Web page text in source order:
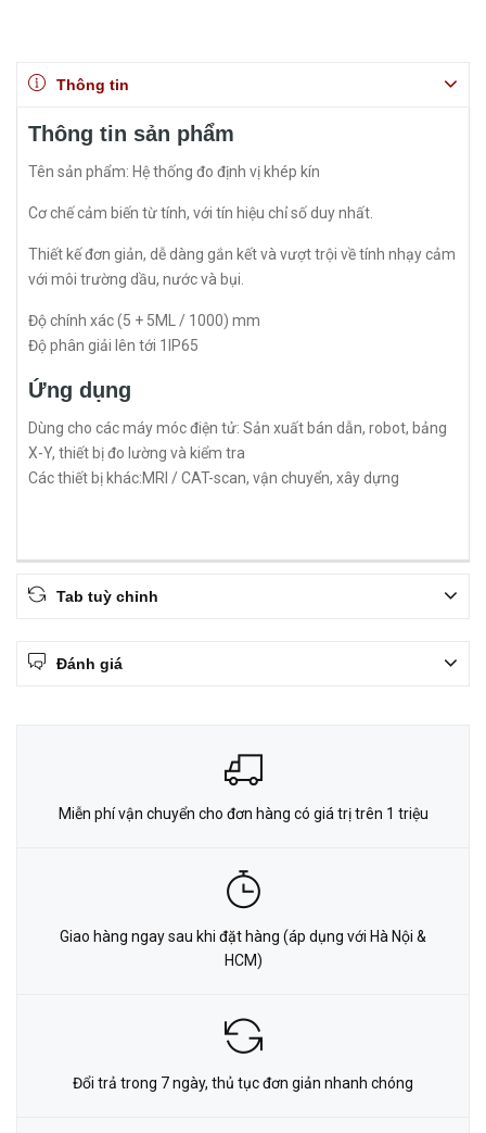
Thông tin
Thông tin sản phẩm
Tên sản phẩm: Hệ thống đo định vị khép kín
Cơ chế cảm biến từ tính, với tín hiệu chỉ số duy nhất.
Thiết kế đơn giản, dễ dàng gắn kết và vượt trội về tính nhạy cảm
với môi trường dầu, nước và bụi.
Độ chính xác (5 + 5ML / 1000) mm
Độ phân giải lên tới 1IP65
Ứng dụng
Dùng cho các máy móc điện tử: Sản xuất bán dẫn, robot, bảng
X-Y, thiết bị đo lường và kiểm tra
Các thiết bị khác:MRI / CAT-scan, vận chuyển, xây dựng
Tab tuỳ chỉnh
Đánh giá
Miễn phí vận chuyển cho đơn hàng có giá trị trên 1 triệu
Giao hàng ngay sau khi đặt hàng (áp dụng với Hà Nội &
HCM)
Đổi trả trong 7 ngày, thủ tục đơn giản nhanh chóng